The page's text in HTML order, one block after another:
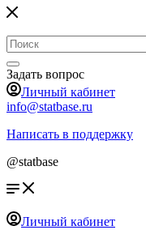
Задать вопрос
Личный кабинет
info@statbase.ru
Написать в поддержку
@statbase
Личный кабинет